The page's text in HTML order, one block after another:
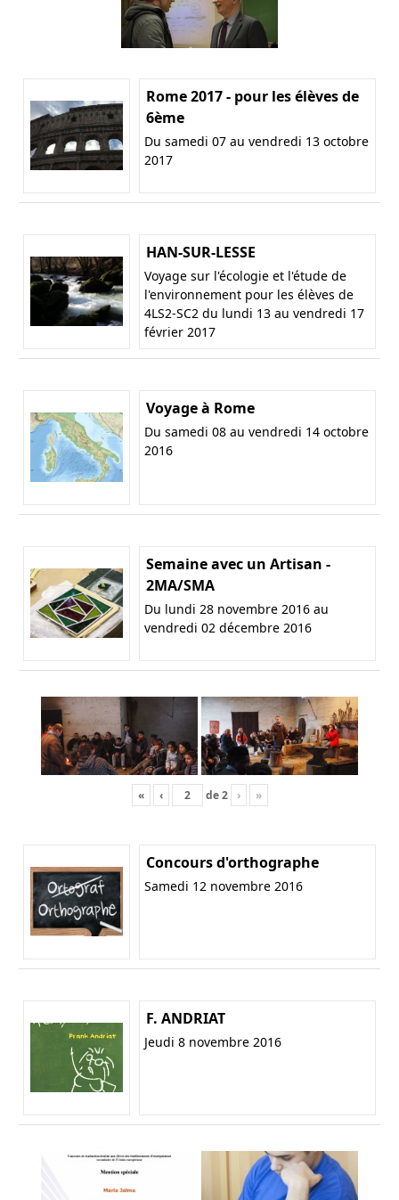
Rome 2017 - pour les élèves de
6ème
Du samedi 07 au vendredi 13 octobre
2017
HAN-SUR-LESSE
Voyage sur l'écologie et l'étude de
l'environnement pour les élèves de
4LS2-SC2 du lundi 13 au vendredi 17
février 2017
Voyage à Rome
Du samedi 08 au vendredi 14 octobre
2016
Semaine avec un Artisan -
2MA/SMA
Du lundi 28 novembre 2016 au
vendredi 02 décembre 2016
« ‹ de2 › »
Concours d'orthographe
Samedi 12 novembre 2016
F. ANDRIAT
Jeudi 8 novembre 2016